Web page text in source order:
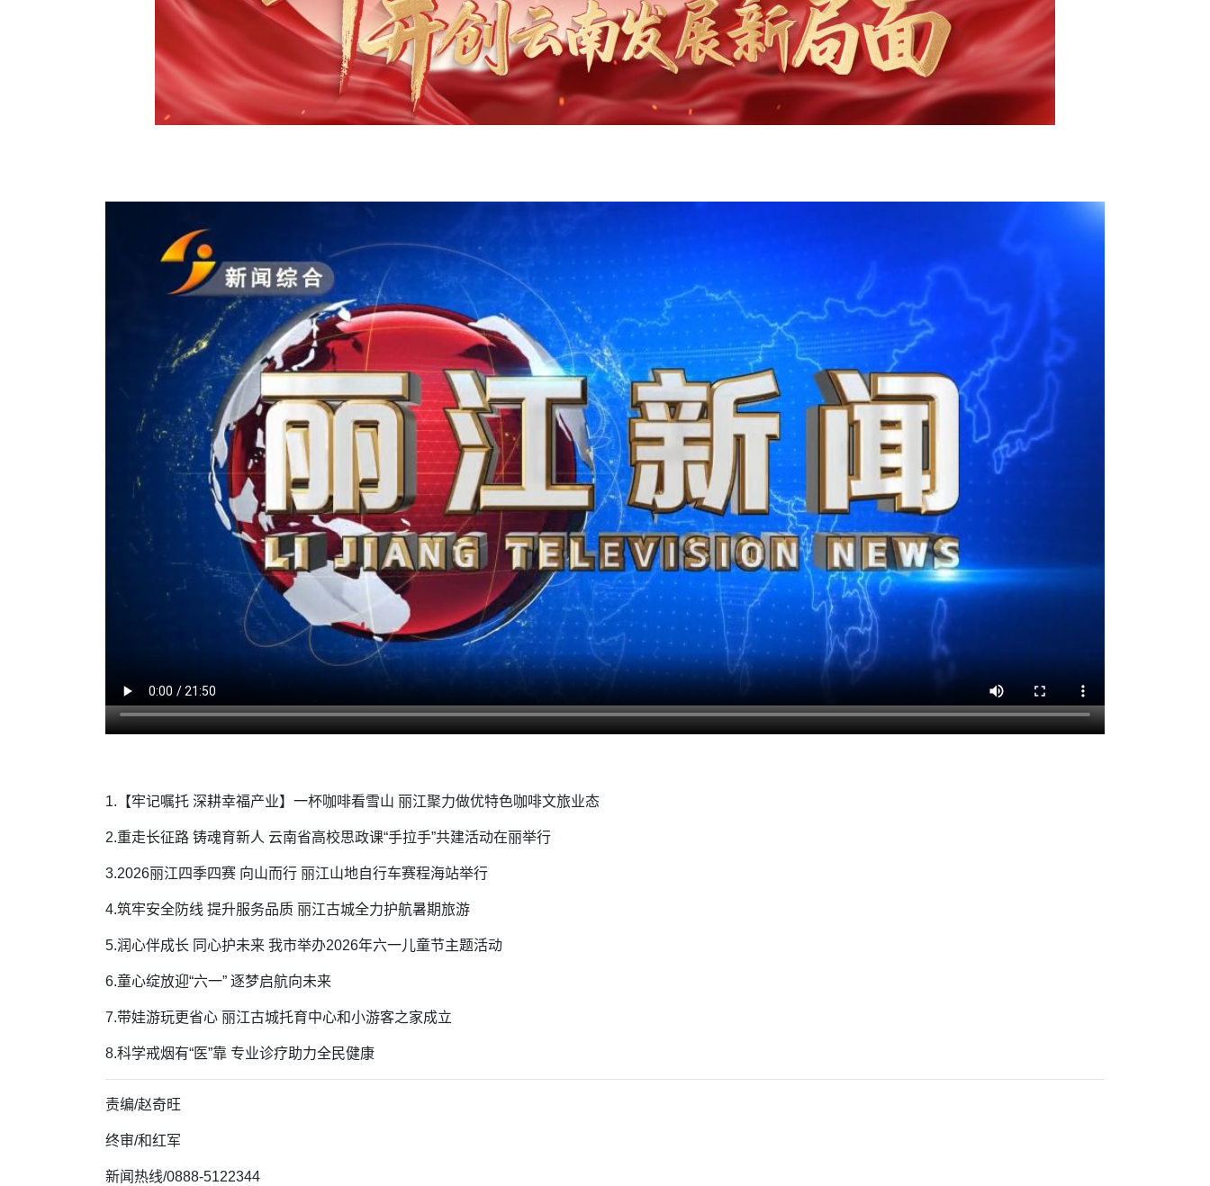
1.【牢记嘱托 深耕幸福产业】一杯咖啡看雪山 丽江聚力做优特色咖啡文旅业态
2.重走长征路 铸魂育新人 云南省高校思政课“手拉手”共建活动在丽举行
3.2026丽江四季四赛 向山而行 丽江山地自行车赛程海站举行
4.筑牢安全防线 提升服务品质 丽江古城全力护航暑期旅游
5.润心伴成长 同心护未来 我市举办2026年六一儿童节主题活动
6.童心绽放迎“六一” 逐梦启航向未来
7.带娃游玩更省心 丽江古城托育中心和小游客之家成立
8.科学戒烟有“医”靠 专业诊疗助力全民健康
责编/赵奇旺
终审/和红军
新闻热线/0888-5122344